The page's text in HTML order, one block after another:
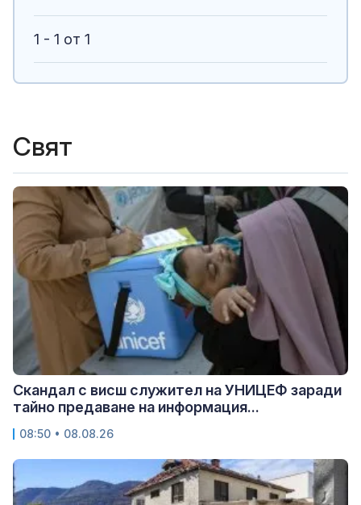
1 - 1 от 1
Свят
Скандал с висш служител на УНИЦЕФ заради
тайно предаване на информация...
08:50 • 08.08.26